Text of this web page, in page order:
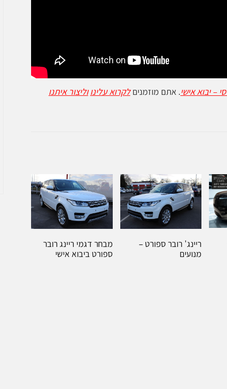
– יבוא אישי. אתם מוזמניםלקרוא עלינו וליצור איתנו
ריינג' רובר ספורט –
מנועים
מבחר דגמי ריינג רובר
ספורט ביבוא אישי